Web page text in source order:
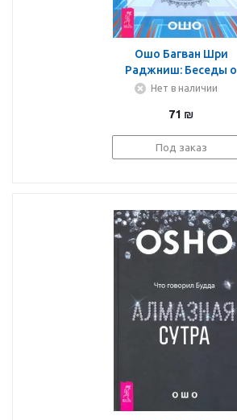
Ошо Багван Шри
Раджниш: Беседы о
Гераклите. Тайный
философии
Нет в наличии
71 ₪
Под заказ